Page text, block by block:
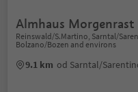
Almhaus Morgenrast
Reinswald/S.Martino, Sarntal/
Bolzano/Bozen and environs
9.1 km od Sarntal/